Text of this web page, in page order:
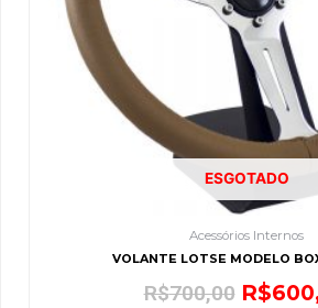
ESGOTADO
Acessórios Internos
VOLANTE LOTSE MODELO
R$700,00 R$